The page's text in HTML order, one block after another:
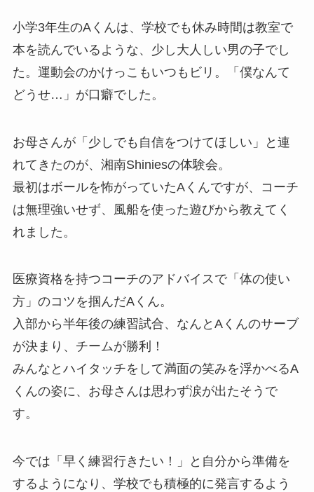
小学3年生のAくんは、学校でも休み時間は教室で
本を読んでいるような、少し大人しい男の子でし
た。運動会のかけっこもいつもビリ。「僕なんて
どうせ…」が口癖でした。
お母さんが「少しでも自信をつけてほしい」と連
れてきたのが、湘南Shiniesの体験会。
最初はボールを怖がっていたAくんですが、コーチ
は無理強いせず、風船を使った遊びから教えてく
れました。
医療資格を持つコーチのアドバイスで「体の使い
方」のコツを掴んだAくん。
入部から半年後の練習試合、なんとAくんのサーブ
が決まり、チームが勝利！
みんなとハイタッチをして満面の笑みを浮かべるA
くんの姿に、お母さんは思わず涙が出たそうで
す。
今では「早く練習行きたい！」と自分から準備を
するようになり、学校でも積極的に発言するよう